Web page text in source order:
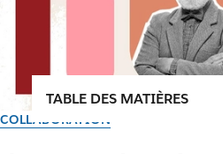
COLLABORATION
TABLE DES MATIÈRES